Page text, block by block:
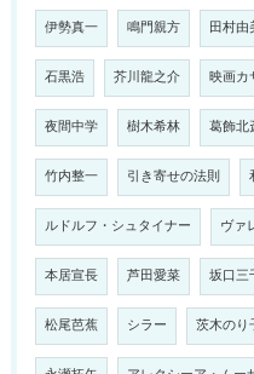
伊勢真一 鳴門親方 田村由
石黒浩 芥川龍之介 映画カ
夜間中学 樹木希林 葛飾北
竹内整一 引き寄せの法則
ルドルフ・シュタイナー ヴァ
本居宣長 芦田愛菜 坂口三
松尾芭蕉 シラー 茨木のり